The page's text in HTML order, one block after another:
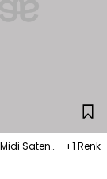
Saten
+1 Renk